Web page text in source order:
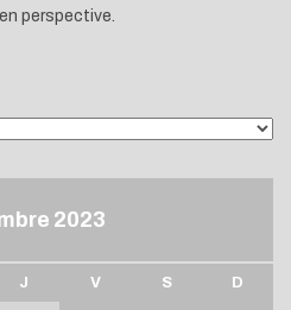
perspective.
2023
J V S D